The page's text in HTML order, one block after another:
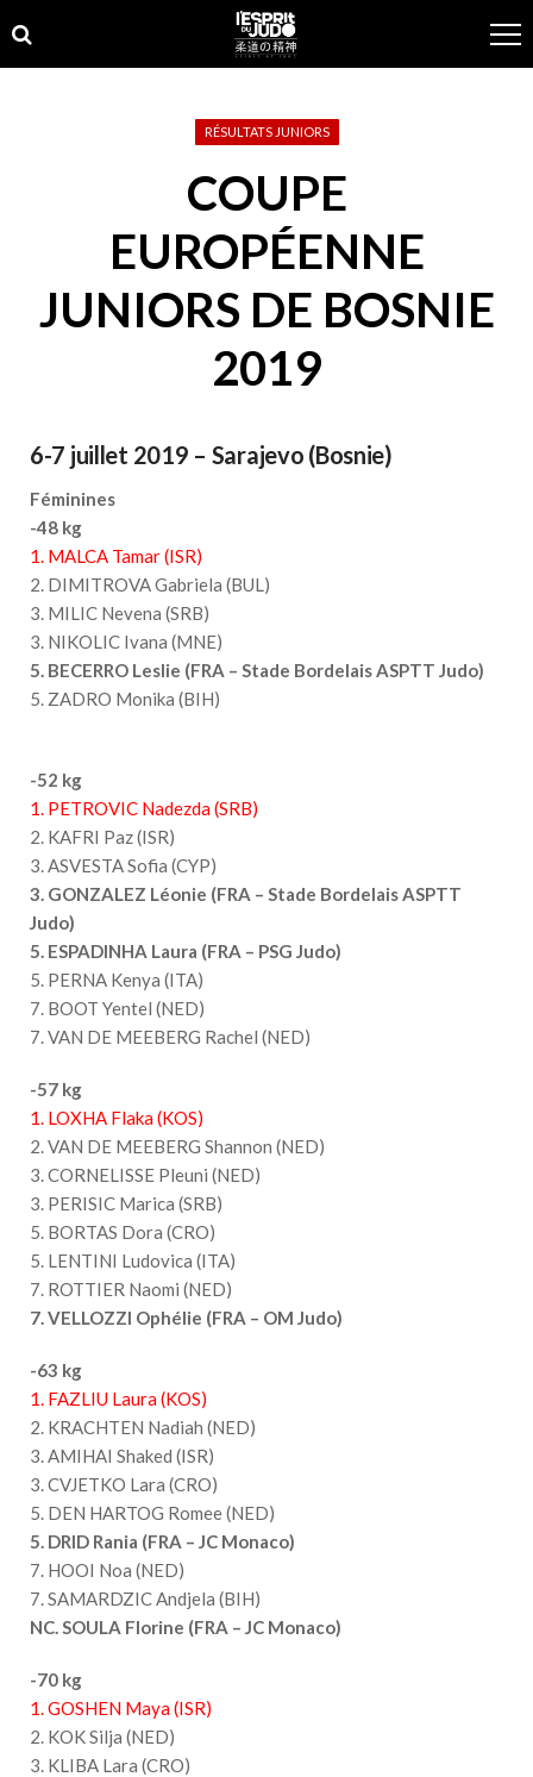
to
navigation
to
content
RÉSULTATS JUNIORS
COUPE
EUROPÉENNE
JUNIORS DE BOSNIE
2019
6-7 juillet 2019 – Sarajevo (Bosnie)
Féminines
-48 kg
1. MALCA Tamar (ISR)
2. DIMITROVA Gabriela (BUL)
3. MILIC Nevena (SRB)
3. NIKOLIC Ivana (MNE)
5. BECERRO Leslie (FRA – Stade Bordelais ASPTT Judo)
5. ZADRO Monika (BIH)
-52 kg
1. PETROVIC Nadezda (SRB)
2. KAFRI Paz (ISR)
3. ASVESTA Sofia (CYP)
3. GONZALEZ Léonie (FRA – Stade Bordelais ASPTT
Judo)
5. ESPADINHA Laura (FRA – PSG Judo)
5. PERNA Kenya (ITA)
7. BOOT Yentel (NED)
7. VAN DE MEEBERG Rachel (NED)
-57 kg
1. LOXHA Flaka (KOS)
2. VAN DE MEEBERG Shannon (NED)
3. CORNELISSE Pleuni (NED)
3. PERISIC Marica (SRB)
5. BORTAS Dora (CRO)
5. LENTINI Ludovica (ITA)
7. ROTTIER Naomi (NED)
7. VELLOZZI Ophélie (FRA – OM Judo)
-63 kg
1. FAZLIU Laura (KOS)
2. KRACHTEN Nadiah (NED)
3. AMIHAI Shaked (ISR)
3. CVJETKO Lara (CRO)
5. DEN HARTOG Romee (NED)
5. DRID Rania (FRA – JC Monaco)
7. HOOI Noa (NED)
7. SAMARDZIC Andjela (BIH)
NC. SOULA Florine (FRA – JC Monaco)
-70 kg
1. GOSHEN Maya (ISR)
2. KOK Silja (NED)
3. KLIBA Lara (CRO)